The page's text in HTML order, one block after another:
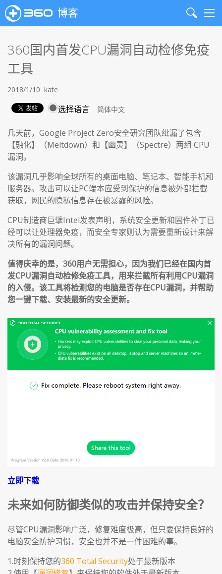
博客
Search
360国内首发CPU漏洞自动检修免疫
工具
2018/1/10 kate
选择语言
几天前，Google Project Zero安全研究团队纰漏了包含
【融化】（Meltdown）和【幽灵】（Spectre）两组 CPU
漏洞。
该漏洞几乎影响全球所有的桌面电脑、笔记本、智能手机和
服务器。攻击可以让PC端本应受到保护的信息被外部拦截
获取，网民的隐私信息存在被暴露的风险。
CPU制造商巨擘Intel发表声明，系统安全更新和固件补丁已
经可以让处理器免疫，而安全专家则认为需要重新设计来解
决所有的漏洞问题。
值得庆幸的是，360用户无需担心，因为我们已经在国内首
发CPU漏洞自动检修免疫工具，用来拦截所有利用CPU漏洞
的入侵。该工具将检测您的电脑是否存在CPU漏洞，并帮助
您一键下载、安装最新的安全更新。
立即下载
未来如何防御类似的攻击并保持安全？
尽管CPU漏洞影响广泛，修复难度极高，但只要保持良好的
电脑安全防护习惯，安全也并不是一件困难的事。
1.时刻保持您的360 Total Security处于最新版本